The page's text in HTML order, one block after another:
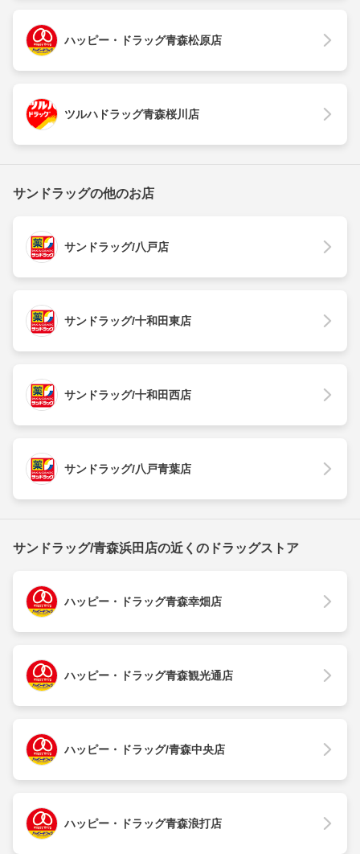
ハッピー・ドラッグ青森松原店
ツルハドラッグ青森桜川店
サンドラッグの他のお店
サンドラッグ/八戸店
サンドラッグ/十和田東店
サンドラッグ/十和田西店
サンドラッグ/八戸青葉店
サンドラッグ/青森浜田店の近くのドラッグストア
ハッピー・ドラッグ青森幸畑店
ハッピー・ドラッグ青森観光通店
ハッピー・ドラッグ/青森中央店
ハッピー・ドラッグ青森浪打店